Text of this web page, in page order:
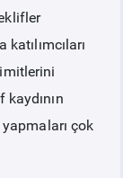
kaydının
çok